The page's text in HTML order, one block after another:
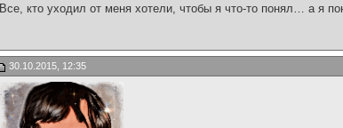
Все, кто уходил от меня хотели, чтобы я что-то понял… а я
30.10.2015, 12:35